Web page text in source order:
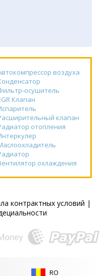
воздуха
осушитель
Клапан
клапан
отопления
охлаждения
контрактных условий |
RO